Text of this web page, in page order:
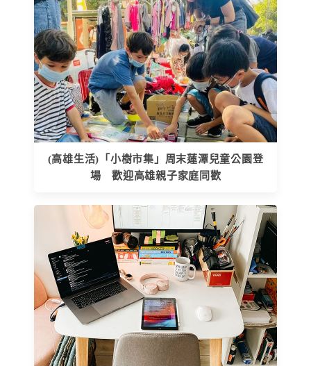
(高雄生活)「小樹市集」周末蓮潭兒童公園登
場 歡迎高雄親子家庭同歡